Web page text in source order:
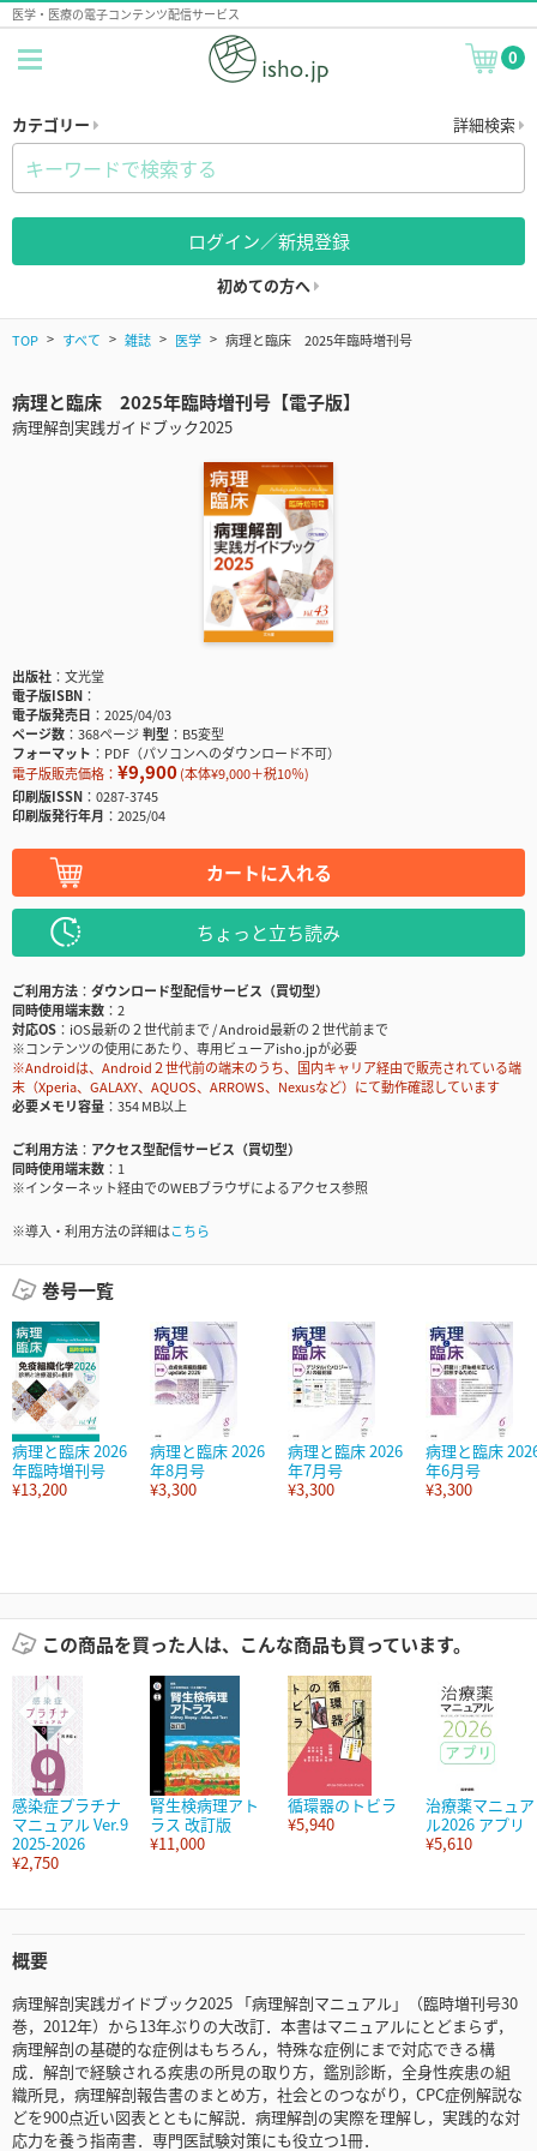
医学・医療の電子コンテンツ配信サービス
0
カテゴリー 詳細検索
ログイン／新規登録
初めての方へ
TOP すべて 雑誌 医学 病理と臨床 2025年臨時増刊号
病理と臨床 2025年臨時増刊号【電子版】
病理解剖実践ガイドブック2025
出版社
文光堂
電子版ISBN
電子版発売日
2025/04/03
ページ数
368ページ判型
B5変型
フォーマット
PDF（パソコンへのダウンロード不可）
電子版販売価格： ¥9,900(本体¥9,000＋税10％)
印刷版ISSN
0287-3745
印刷版発行年月
2025/04
カートに入れる
ちょっと立ち読み
ご利用方法
ダウンロード型配信サービス（買切型）
同時使用端末数
2
対応OS
iOS最新の２世代前まで / Android最新の２世代前まで
※コンテンツの使用にあたり、専用ビューアisho.jpが必要
※Androidは、Android２世代前の端末のうち、国内キャリア経由で販売されている端
末（Xperia、GALAXY、AQUOS、ARROWS、Nexusなど）にて動作確認しています
必要メモリ容量
354 MB以上
ご利用方法
アクセス型配信サービス（買切型）
同時使用端末数
1
※インターネット経由でのWEBブラウザによるアクセス参照
※導入・利用方法の詳細はこちら
巻号一覧
病理と臨床 2026
年臨時増刊号
¥13,200
病理と臨床 2026
年8月号
¥3,300
病理と臨床 2026
年7月号
¥3,300
病理と臨床
年6月号
¥3,300
この商品を買った人は、こんな商品も買っています。
感染症プラチナ
マニュアル Ver.9
2025-2026
¥2,750
腎生検病理アト
ラス 改訂版
¥11,000
循環器のトビラ
¥5,940
治療薬マニュア
ル2026 アプリ
¥5,610
概要
病理解剖実践ガイドブック2025 「病理解剖マニュアル」（臨時増刊号30
巻，2012年）から13年ぶりの大改訂．本書はマニュアルにとどまらず，
病理解剖の基礎的な症例はもちろん，特殊な症例にまで対応できる構
成．解剖で経験される疾患の所見の取り方，鑑別診断，全身性疾患の組
織所見，病理解剖報告書のまとめ方，社会とのつながり，CPC症例解説な
どを900点近い図表とともに解説．病理解剖の実際を理解し，実践的な対
応力を養う指南書．専門医試験対策にも役立つ1冊．